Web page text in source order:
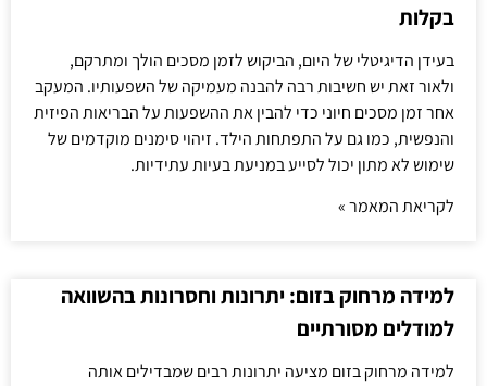
בקלות
בעידן הדיגיטלי של היום, הביקוש לזמן מסכים הולך ומתרקם,
ולאור זאת יש חשיבות רבה להבנה מעמיקה של השפעותיו. המעקב
אחר זמן מסכים חיוני כדי להבין את ההשפעות על הבריאות הפיזית
והנפשית, כמו גם על התפתחות הילד. זיהוי סימנים מוקדמים של
שימוש לא מתון יכול לסייע במניעת בעיות עתידיות.
לקריאת המאמר »
למידה מרחוק בזום: יתרונות וחסרונות בהשוואה
למודלים מסורתיים
למידה מרחוק בזום מציעה יתרונות רבים שמבדילים אותה